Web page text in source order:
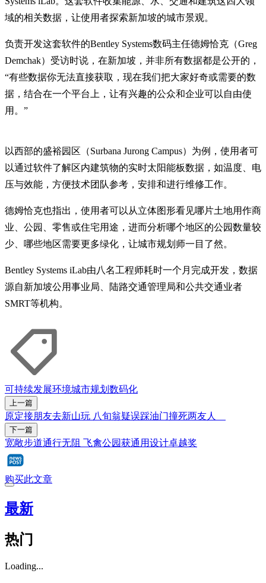
域的相关数据，让使用者探索新加坡的城市景观。
负责开发这套软件的Bentley Systems数码主任德姆恰克（Greg
Demchak）受访时说，在新加坡，并非所有数据都是公开的，
“有些数据你无法直接获取，现在我们把大家好奇或需要的数
据，结合在一个平台上，让有兴趣的公众和企业可以自由使
用。”
以西部的盛裕园区（Surbana Jurong Campus）为例，使用者可
以通过软件了解区内建筑物的实时太阳能板数据，如温度、电
压与效能，方便技术团队参考，安排和进行维修工作。
德姆恰克也指出，使用者可以从立体图形看见哪片土地用作商
业、公园、零售或住宅用途，进而分析哪个地区的公园数量较
少、哪些地区需要更多绿化，让城市规划师一目了然。
Bentley Systems iLab由八名工程师耗时一个月完成开发，数据
源自新加坡公用事业局、陆路交通管理局和公共交通业者
SMRT等机构。
可持续发展环境城市规划 数码化
上一篇
原定接朋友去新山玩 八旬翁疑误踩油门撞死两友人
下一篇
宽敞步道通行无阻 飞禽公园获通用设计卓越奖
购买此文章
最新
热门
Loading...